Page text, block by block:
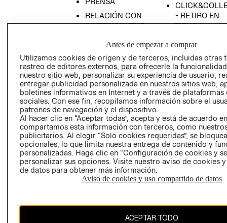
RELACIÓN CON
INVERSIONISTAS
POLÍTICA
EMPRESARIAL
- RETIRO EN
TIENDA
CONDICIONES
AVISO DE
PRIVACIDAD
GIFT CARD
AVISO DE
Antes de empezar a comprar
Utilizamos cookies de origen y de terceros, incluidas otras
rastreo de editores externos, para ofrecerle la
nuestro sitio web, personalizar su experiencia de usuario,
entregar publicidad personalizada en nuestros sitios web,
boletines informativos en Internet y a través de plataformas
sociales. Con ese fin, recopilamos información sobre el
patrones de navegación y el dispositivo.
Al hacer clic en “Aceptar todas”, acepta y está de acuerdo
compartamos esta información con terceros, como
publicitarios. Al elegir “Solo cookies requeridas”, se
opcionales, lo que limita nuestra entrega de contenido y
personalizadas. Haga clic en “Configuración de cookies y
personalizar sus opciones. Visite nuestro aviso de cookies
de datos para obtener más información.
Aviso de cookies y uso compartido de datos
ACEPTAR TODO